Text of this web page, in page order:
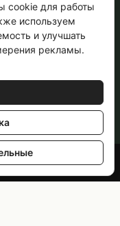
09:00–18:00
cookie для работы
используем
и улучшать
рекламы.